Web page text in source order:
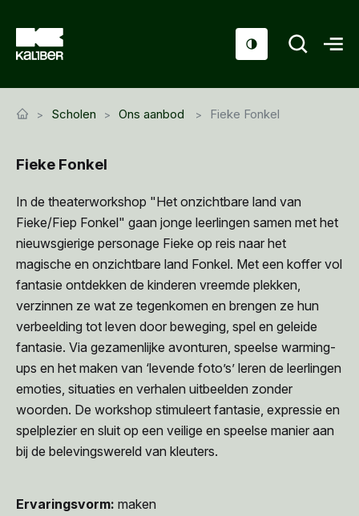
Sociaal domein
Over ons
Nieuws & Agenda
Contact
Scholen Ons aanbod Fieke Fonkel
Fieke Fonkel
In de theaterworkshop "Het onzichtbare land van
Fieke/Fiep Fonkel" gaan jonge leerlingen samen met het
nieuwsgierige personage Fieke op reis naar het
magische en onzichtbare land Fonkel. Met een koffer vol
fantasie ontdekken de kinderen vreemde plekken,
verzinnen ze wat ze tegenkomen en brengen ze hun
verbeelding tot leven door beweging, spel en geleide
fantasie. Via gezamenlijke avonturen, speelse warming-
ups en het maken van ‘levende foto’s’ leren de leerlingen
emoties, situaties en verhalen uitbeelden zonder
woorden. De workshop stimuleert fantasie, expressie en
spelplezier en sluit op een veilige en speelse manier aan
bij de belevingswereld van kleuters.
Ervaringsvorm: maken